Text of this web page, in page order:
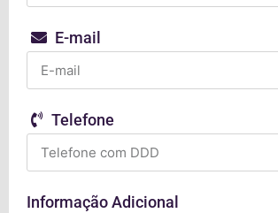
E-mail
Telefone
Informação Adicional